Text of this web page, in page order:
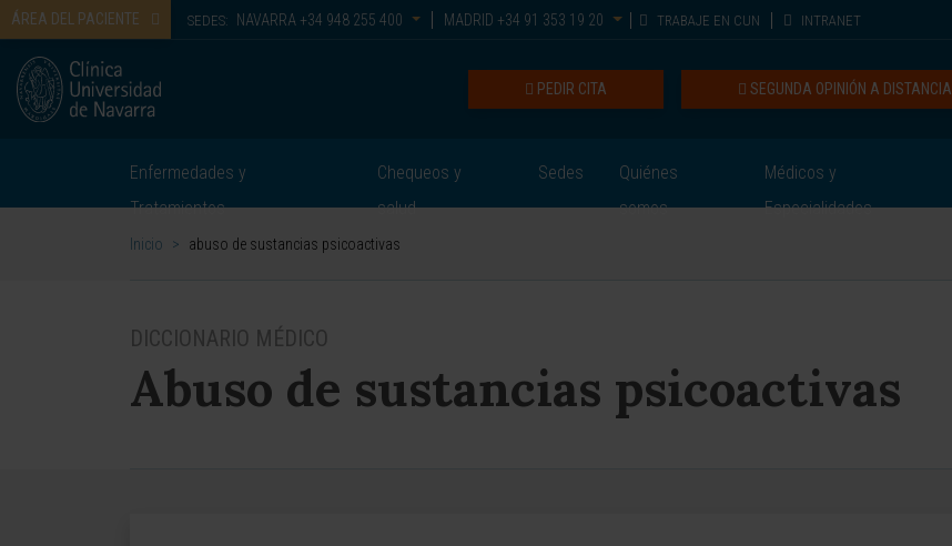
ÁREA DEL PACIENTE SEDES: NAVARRA +34 948 255 400 MADRID +34 91 353 19 20 TRABAJE EN CUN INTRANET
SEGUNDA OPINIÓN A DISTANCIA
PEDIR CITA
Enfermedades y
Tratamientos
Chequeos y
salud
Sedes
Quiénes
somos
Médicos y
Especialidades
Inicio > abuso de sustancias psicoactivas
DICCIONARIO MÉDICO
Abuso de sustancias psicoactivas